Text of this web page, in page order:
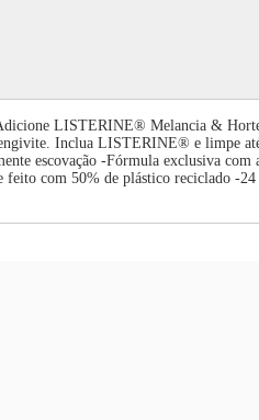
Adicione LISTERINE® Melancia &
Inclua LISTERINE® e limpe
escovação -Fórmula exclusiva com
com 50% de plástico reciclado -